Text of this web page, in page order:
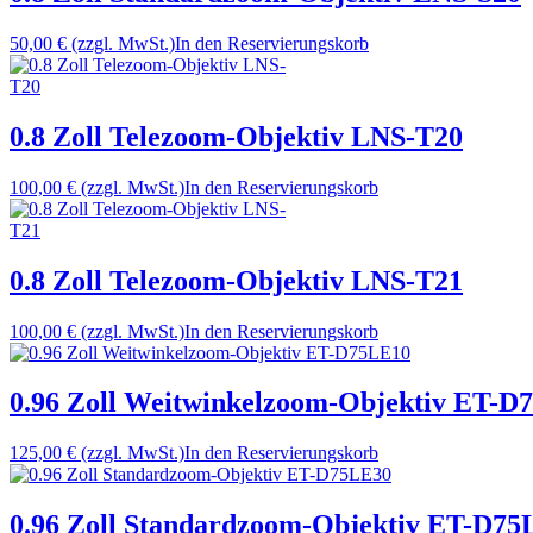
50,00 € (zzgl. MwSt.)In den Reservierungskorb
0.8 Zoll Telezoom-Objektiv LNS-T20
100,00 € (zzgl. MwSt.)In den Reservierungskorb
0.8 Zoll Telezoom-Objektiv LNS-T21
100,00 € (zzgl. MwSt.)In den Reservierungskorb
0.96 Zoll Weitwinkelzoom-Objektiv ET-
125,00 € (zzgl. MwSt.)In den Reservierungskorb
0.96 Zoll Standardzoom-Objektiv ET-